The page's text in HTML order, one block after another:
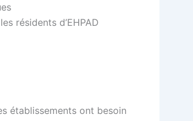
résidents d’EHPAD
établissements ont besoin